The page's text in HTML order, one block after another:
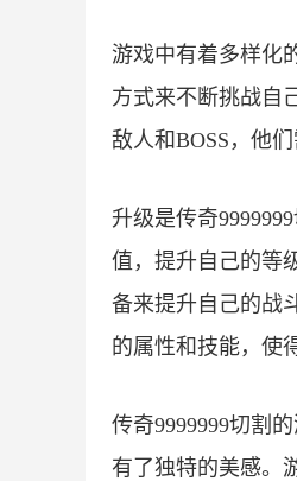
游戏中有着多样化
方式来不断挑战自
敌人和BOSS，他
升级是传奇
值，提升自己的等
备来提升自己的战
的属性和技能，使
传奇9999999切割
有了独特的美感。